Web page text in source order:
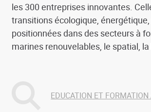
les 300 entreprises innovantes.
transitions écologique,
positionnées dans des secteurs à
marines renouvelables, le spatial,
EDUCATION ET